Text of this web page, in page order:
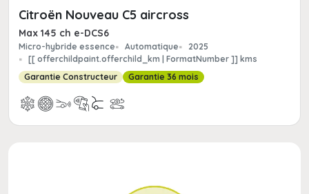
Citroën Nouveau C5 aircross
Max 145 ch e-DCS6
Micro-hybride essence Automatique
2025
[[ offerchildpaint.offerchild_km | FormatNumber ]] kms
Garantie Constructeur
Garantie 36 mois